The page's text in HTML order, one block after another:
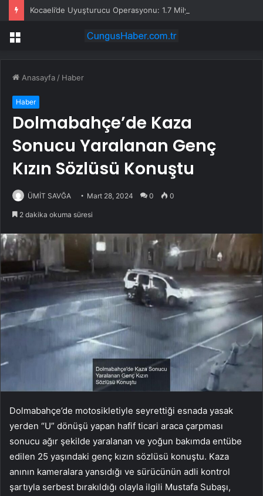
Menü
Anasayfa / Haber
Haber
Dolmabahçe’de Kaza
Sonucu Yaralanan Genç
Kızın Sözlüsü Konuştu
ÜMİT SAVĞA Mart 28, 2024 0 0
2 dakika okuma süresi
Dolmabahçe’de motosikletiyle seyrettiği esnada yasak
yerden “U” dönüşü yapan hafif ticari araca çarpması
sonucu ağır şekilde yaralanan ve yoğun bakımda entübe
edilen 25 yaşındaki genç kızın sözlüsü konuştu. Kaza
anının kameralara yansıdığı ve sürücünün adli kontrol
şartıyla serbest bırakıldığı olayla ilgili Mustafa Subaşı,